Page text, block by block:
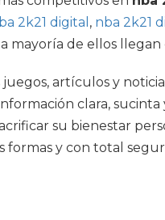
2k21 digital , nba 2k21
mayoría de ellos
artículos y
clara,
su bienestar
formas y con total